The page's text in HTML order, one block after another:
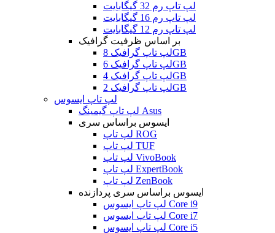
لپ تاپ رم 32 گیگابایت
لپ تاپ رم 16 گیگابایت
لپ تاپ رم 12 گیگابایت
بر اساس ظرفیت گرافیک
لپ تاپ گرافیک 8GB
لپ تاپ گرافیک 6GB
لپ تاپ گرافیک 4GB
لپ تاپ گرافیک 2GB
لپ تاپ ایسوس
لپ تاپ گیمینگ Asus
ایسوس براساس سری
لپ تاپ ROG
لپ تاپ TUF
لپ تاپ VivoBook
لپ تاپ ExpertBook
لپ تاپ ZenBook
ایسوس براساس سری پردازنده
لپ تاپ ایسوس Core i9
لپ تاپ ایسوس Core i7
لپ تاپ ایسوس Core i5